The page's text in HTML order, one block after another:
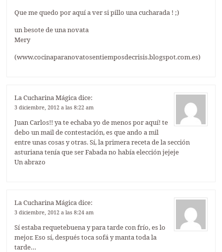
Que me quedo por aquí a ver si pillo una cucharada ! ;)
un besote de una novata
Mery
(www.cocinaparanovatosentiemposdecrisis.blogspot.com.es)
La Cucharina Mágicadice:
3 diciembre, 2012 a las 8:22 am
Juan Carlos!! ya te echaba yo de menos por aquí! te
debo un mail de contestación, es que ando a mil
entre unas cosas y otras. Sí, la primera receta de la sección
asturiana tenía que ser Fabada no había elección jejeje
Un abrazo
La Cucharina Mágicadice:
3 diciembre, 2012 a las 8:24 am
Sí estaba requetebuena y para tarde con frío, es lo
mejor. Eso sí, después toca sofá y manta toda la
tarde…